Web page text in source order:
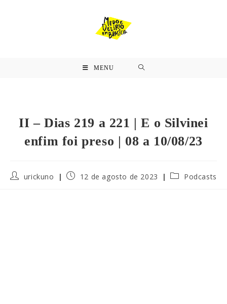
MENU
II – Dias 219 a 221 | E o Silvinei
enfim foi preso | 08 a 10/08/23
urickuno 12 de agosto de 2023 Podcasts